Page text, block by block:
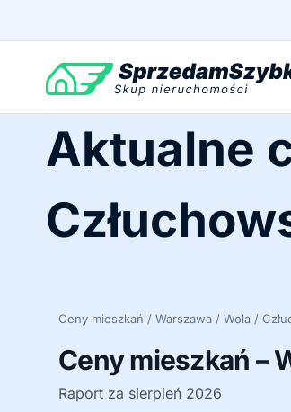
Aktualne
Ceny mieszkań / Warszawa / Wola /
Ceny mieszkań –
Raport za sierpień 2026